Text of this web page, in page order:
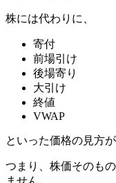
株には代わりに、
寄付
前場引け
後場寄り
大引け
終値
VWAP
といった価格の見方が
つまり、株価そのも
ません。